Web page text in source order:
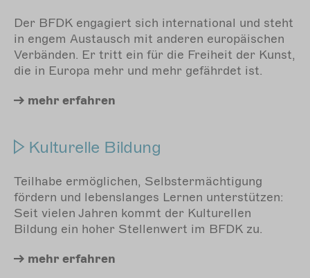
Der BFDK engagiert sich international und steht
in engem Austausch mit anderen europäischen
Verbänden. Er tritt ein für die Freiheit der Kunst,
die in Europa mehr und mehr gefährdet ist.
mehr erfahren
Kulturelle Bildung
Teilhabe ermöglichen, Selbstermächtigung
fördern und lebenslanges Lernen unterstützen:
Seit vielen Jahren kommt der Kulturellen
Bildung ein hoher Stellenwert im BFDK zu.
mehr erfahren